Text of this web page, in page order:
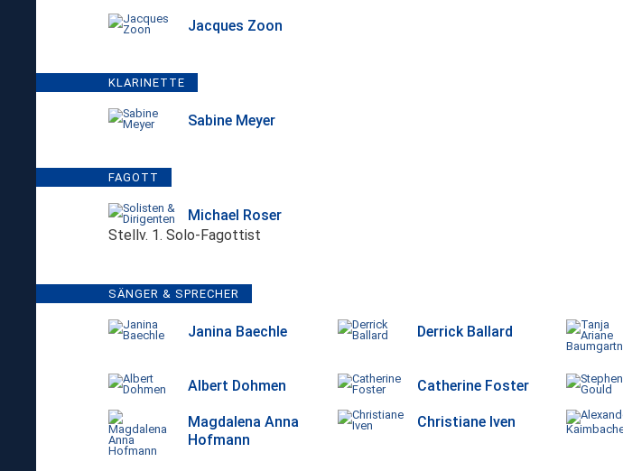
Jacques Zoon
KLARINETTE
Sabine Meyer
FAGOTT
Michael Roser
Stellv. 1. Solo-Fagottist
SÄNGER & SPRECHER
Janina Baechle Derrick Ballard
Albert Dohmen Catherine Foster
Magdalena Anna
Hofmann
Christiane Iven